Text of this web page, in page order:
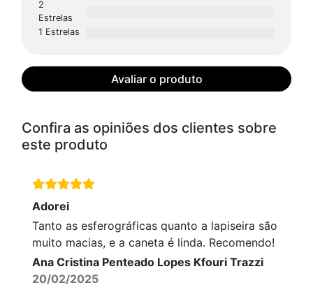
2
Estrelas
1 Estrelas
Avaliar o produto
Confira as opiniões dos clientes sobre
este produto
Adorei
Tanto as esferográficas quanto a lapiseira são
muito macias, e a caneta é linda. Recomendo!
Ana Cristina Penteado Lopes Kfouri Trazzi
20/02/2025